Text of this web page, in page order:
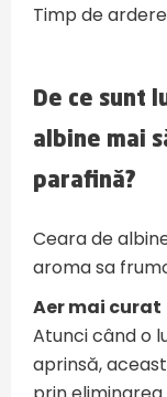
Timp de
De ce sunt
albine mai
parafină?
Ceara de
aroma sa
Aer mai curat
Atunci când o
aprinsă,